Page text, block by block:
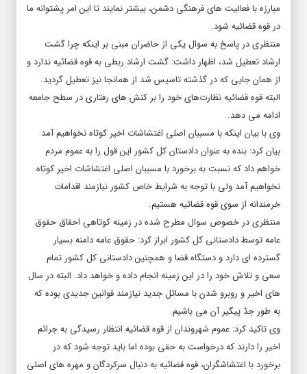
در قوه قضائیه شود.
منتظری در پاسخ به سوال یکی از حاضران مبنی بر اینکه چرا گشت
ارشاد تعطیل شد، اظهار داشت: گشت ارشاد ربطی به قوه قضائیه ندارد و
از همان جایی که در گذشته تاسیس شد از همانجا نیز تعطیل گردید.
البته قوه قضائیه نظارت‌های خود را بر کنش های رفتاری در سطح جامعه
ادامه می دهد.
وی با بیان اینکه با مسببان اصلی اغتشاشات اخیر کوتاه نخواهیم آمد
بیان کرد: بنده به عنوان دادستان کل کشور این قول را به عموم مردم
خواهم داد که نسبت به برخورد با مسببان اصلی اغتشاشات اخیر کوتاه
نخواهیم آمد ولی با توجه به شرایط خاص کشور نیازمند اقدامات
خرمندانه از سوی قوه قضائیه هستیم.
منتظری در خصوص سوال مطرح شده در زمینه کوتاهی احقاق حقوق
عامه توسط دادستانی کل کشور ابراز کرد: حقوق عامه دامنه بسیار
گسترده ای دارد و دستگاه قضا و همچنین دادستانی کل کشور تمام
سعی و تلاش خود را در این زمینه انجام داده و خواهد داد. البته در سال
های اخیر و روبرو شدن با مسائل جدید نیازمند قوانین جدیدی بوده که
به طور جدّ پیگیر آن می باشیم.
وی تاکید کرد: عموم شهروندان از قوه قضائیه انتظار رسیدگی به جرائم
اخیر را دارند که درخواست به حقی بوده اما باید توجه شود که در
برخورد با اغتشاشگران، قوه قضائیه به دنبال سرکردگان و مهره های اصلی
بوده که این امر محتاج زمان می باشد. در دیداری که با خانواده شهید